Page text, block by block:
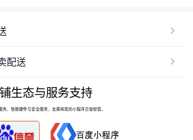
配送
生态与服务支持
务、智能硬件与安全服务，支撑商家的小程序日常经营。